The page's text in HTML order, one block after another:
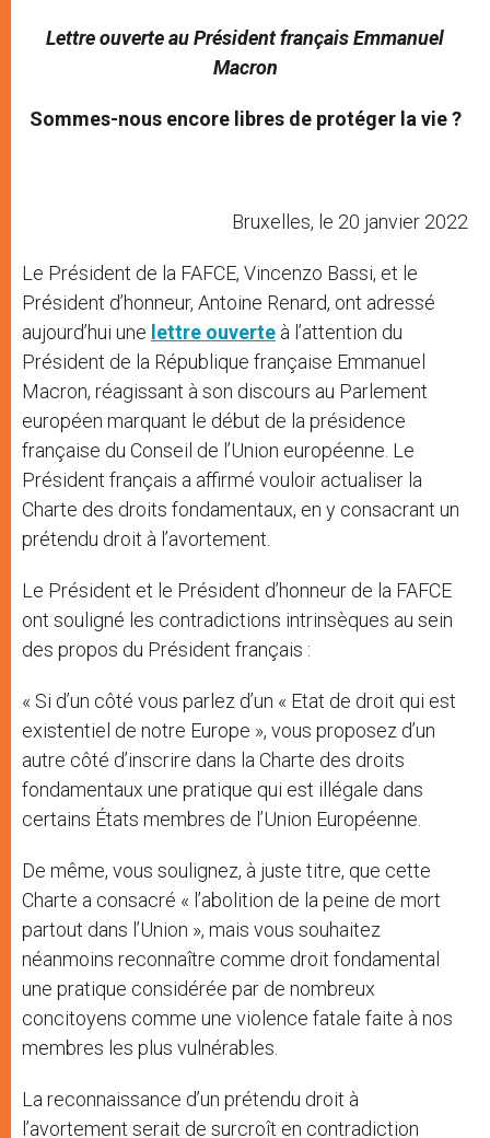
Lettre ouverte au Président français Emmanuel
Macron
Sommes-nous encore libres de protéger la vie ?
Bruxelles, le 20 janvier 2022
Le Président de la FAFCE, Vincenzo Bassi, et le
Président d’honneur, Antoine Renard, ont adressé
aujourd’hui une lettre ouverte à l’attention du
Président de la République française Emmanuel
Macron, réagissant à son discours au Parlement
européen marquant le début de la présidence
française du Conseil de l’Union européenne. Le
Président français a affirmé vouloir actualiser la
Charte des droits fondamentaux, en y consacrant un
prétendu droit à l’avortement.
Le Président et le Président d’honneur de la FAFCE
ont souligné les contradictions intrinsèques au sein
des propos du Président français :
« Si d’un côté vous parlez d’un « Etat de droit qui est
existentiel de notre Europe », vous proposez d’un
autre côté d’inscrire dans la Charte des droits
fondamentaux une pratique qui est illégale dans
certains États membres de l’Union Européenne.
De même, vous soulignez, à juste titre, que cette
Charte a consacré « l’abolition de la peine de mort
partout dans l’Union », mais vous souhaitez
néanmoins reconnaître comme droit fondamental
une pratique considérée par de nombreux
concitoyens comme une violence fatale faite à nos
membres les plus vulnérables.
La reconnaissance d’un prétendu droit à
l’avortement serait de surcroît en contradiction